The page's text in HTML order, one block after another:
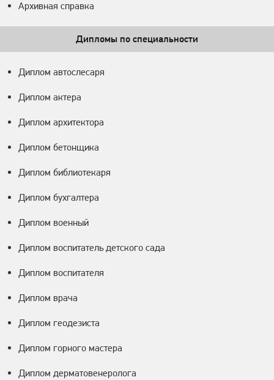
Архивная справка
Дипломы по специальности
Диплом автослесаря
Диплом актера
Диплом архитектора
Диплом бетонщика
Диплом библиотекаря
Диплом бухгалтера
Диплом военный
Диплом воспитатель детского сада
Диплом воспитателя
Диплом врача
Диплом геодезиста
Диплом горного мастера
Диплом дерматовенеролога